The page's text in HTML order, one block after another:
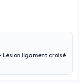
Lésion ligament croisé